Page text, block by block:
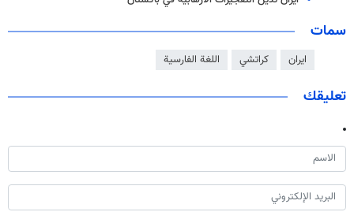
سمات
ايران كراتشي اللغة الفارسية
تعليقك